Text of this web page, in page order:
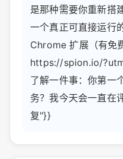
是那种需要你重新搭
一个真正可直接运行
Chrome 扩展（有免
https://spion.io/
了解一件事：你第一
务？我今天会一直在
复"}}